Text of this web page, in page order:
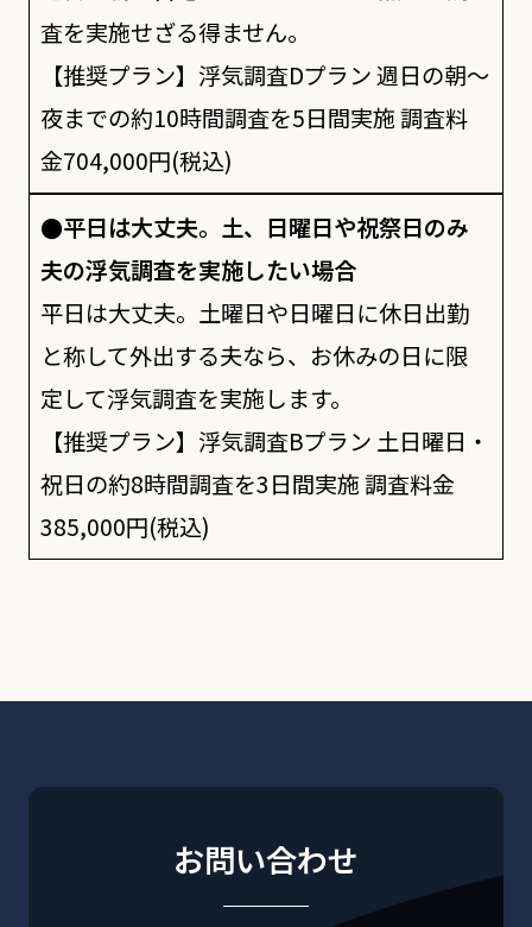
査を実施せざる得ません。
【推奨プラン】浮気調査Dプラン 週日の朝～
夜までの約10時間調査を5日間実施 調査料
金704,000円(税込)
●平日は大丈夫。土、日曜日や祝祭日のみ
夫の浮気調査を実施したい場合
平日は大丈夫。土曜日や日曜日に休日出勤
と称して外出する夫なら、お休みの日に限
定して浮気調査を実施します。
【推奨プラン】浮気調査Bプラン 土日曜日・
祝日の約8時間調査を3日間実施 調査料金
385,000円(税込)
お問い合わせ